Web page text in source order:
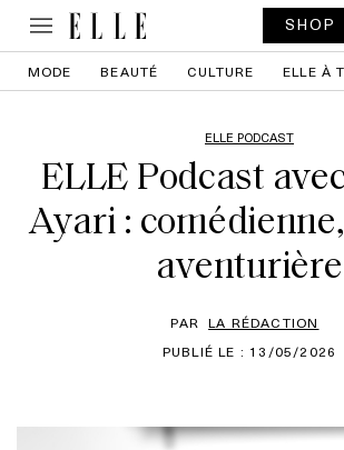
SHOP
MODE BEAUTÉ CULTURE ELLE À
ELLE PODCAST
ELLE Podcast
Ayari :
aventurière
PAR LA RÉDACTION
PUBLIÉ LE : 13/05/2026